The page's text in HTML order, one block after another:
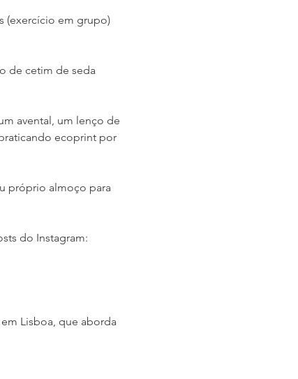
(exercício em grupo)
de cetim de seda
avental, um lenço de
ecoprint por
próprio almoço para
do Instagram:
Lisboa, que aborda